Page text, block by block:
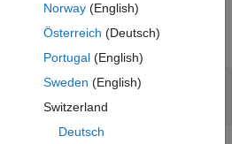
ックの動作
Norway(English)
Österreich (Deutsch)
Portugal(English)
Sweden (English)
Switzerland
Deutsch